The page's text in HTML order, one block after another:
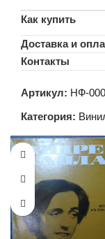
Как купить
Доставка и
Контакты
Артикул: НФ-
Категория: